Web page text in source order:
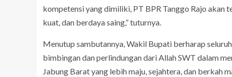
kompetensi yang dimiliki, PT BPR Tanggo Rajo akan
kuat, dan berdaya saing,” tuturnya.
Menutup sambutannya, Wakil Bupati berharap
bimbingan dan perlindungan dari Allah SWT dalam
Jabung Barat yang lebih maju, sejahtera, dan berkah